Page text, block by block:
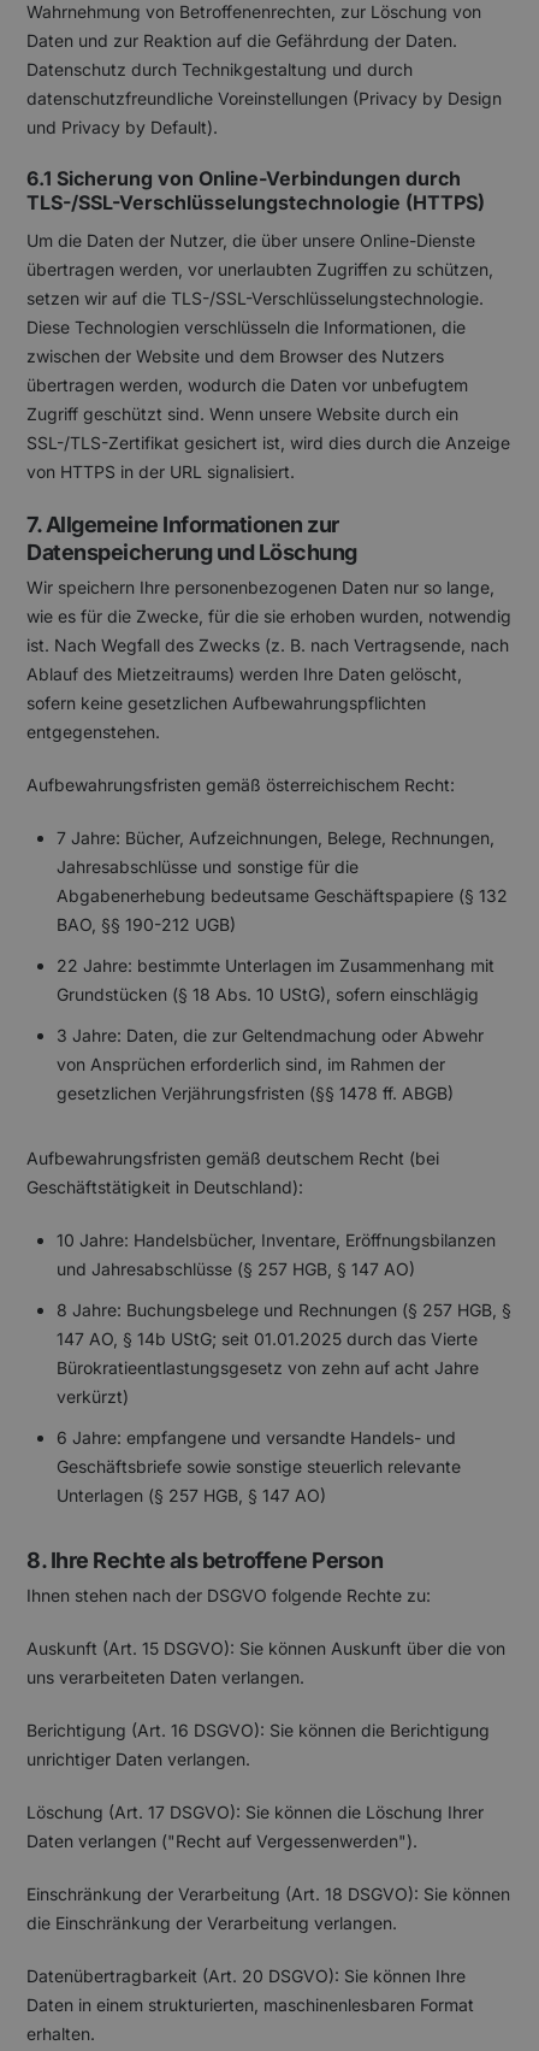
Wahrnehmung von Betroffenenrechten, zur Löschung von
Daten und zur Reaktion auf die Gefährdung der Daten.
Datenschutz durch Technikgestaltung und durch
datenschutzfreundliche Voreinstellungen (Privacy by Design
und Privacy by Default).
6.1 Sicherung von Online-Verbindungen durch
TLS-/SSL-Verschlüsselungstechnologie (HTTPS)
Um die Daten der Nutzer, die über unsere Online-Dienste
übertragen werden, vor unerlaubten Zugriffen zu schützen,
setzen wir auf die TLS-/SSL-Verschlüsselungstechnologie.
Diese Technologien verschlüsseln die Informationen, die
zwischen der Website und dem Browser des Nutzers
übertragen werden, wodurch die Daten vor unbefugtem
Zugriff geschützt sind. Wenn unsere Website durch ein
SSL-/TLS-Zertifikat gesichert ist, wird dies durch die Anzeige
von HTTPS in der URL signalisiert.
7. Allgemeine Informationen zur
Datenspeicherung und Löschung
Wir speichern Ihre personenbezogenen Daten nur so lange,
wie es für die Zwecke, für die sie erhoben wurden, notwendig
ist. Nach Wegfall des Zwecks (z. B. nach Vertragsende, nach
Ablauf des Mietzeitraums) werden Ihre Daten gelöscht,
sofern keine gesetzlichen Aufbewahrungspflichten
entgegenstehen.
Aufbewahrungsfristen gemäß österreichischem Recht:
7 Jahre: Bücher, Aufzeichnungen, Belege, Rechnungen,
Jahresabschlüsse und sonstige für die
Abgabenerhebung bedeutsame Geschäftspapiere (§ 132
BAO, §§ 190-212 UGB)
22 Jahre: bestimmte Unterlagen im Zusammenhang mit
Grundstücken (§ 18 Abs. 10 UStG), sofern einschlägig
3 Jahre: Daten, die zur Geltendmachung oder Abwehr
von Ansprüchen erforderlich sind, im Rahmen der
gesetzlichen Verjährungsfristen (§§ 1478 ff. ABGB)
Aufbewahrungsfristen gemäß deutschem Recht (bei
Geschäftstätigkeit in Deutschland):
10 Jahre: Handelsbücher, Inventare, Eröffnungsbilanzen
und Jahresabschlüsse (§ 257 HGB, § 147 AO)
8 Jahre: Buchungsbelege und Rechnungen (§ 257 HGB, §
147 AO, § 14b UStG; seit 01.01.2025 durch das Vierte
Bürokratieentlastungsgesetz von zehn auf acht Jahre
verkürzt)
6 Jahre: empfangene und versandte Handels- und
Geschäftsbriefe sowie sonstige steuerlich relevante
Unterlagen (§ 257 HGB, § 147 AO)
8. Ihre Rechte als betroffene Person
Ihnen stehen nach der DSGVO folgende Rechte zu:
Auskunft (Art. 15 DSGVO): Sie können Auskunft über die von
uns verarbeiteten Daten verlangen.
Berichtigung (Art. 16 DSGVO): Sie können die Berichtigung
unrichtiger Daten verlangen.
Löschung (Art. 17 DSGVO): Sie können die Löschung Ihrer
Daten verlangen ("Recht auf Vergessenwerden").
Einschränkung der Verarbeitung (Art. 18 DSGVO): Sie können
die Einschränkung der Verarbeitung verlangen.
Datenübertragbarkeit (Art. 20 DSGVO): Sie können Ihre
Daten in einem strukturierten, maschinenlesbaren Format
erhalten.